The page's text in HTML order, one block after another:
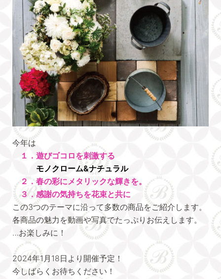
今年は
１．遊びゴコロを刺激する
モノクローム&ナチュラル
２．春の彩にメタリックな輝きを。
３．感謝の気持ちを花束と共に
この3つのテーマに沿って多数の商品をご紹介します。
各商品の魅力を動画や写真でたっぷりお伝えします。
…お楽しみに！
2024年1月18日より開催予定！
今しばらくお待ちください！